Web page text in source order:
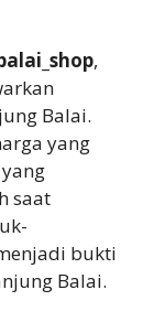
,
Balai.
yang
saat
bukti
Balai.